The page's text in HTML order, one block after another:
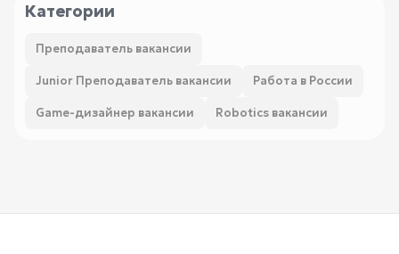
Категории
Преподаватель вакансии
Junior Преподаватель вакансии Работа в России
Game-дизайнер вакансии Robotics вакансии